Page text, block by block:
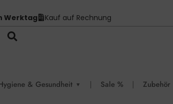
Werktag Kauf auf Rechnung
& Gesundheit ▼ | Sale % | Zubehör